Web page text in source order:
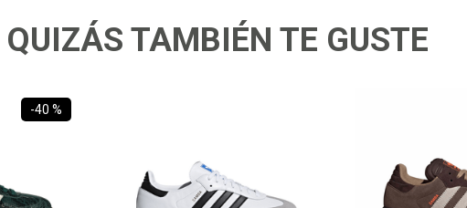
QUIZÁS TAMBIÉN TE GUSTE
-40 %